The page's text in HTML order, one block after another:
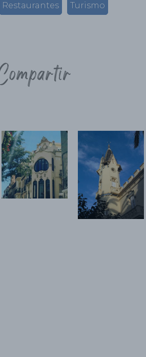
Restaurantes Turismo